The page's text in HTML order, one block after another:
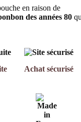
en raison de
des années 80
Achat sécurisé